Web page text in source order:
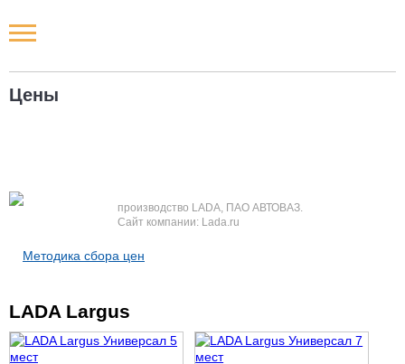
Цены
производство LADA, ПАО АВТОВАЗ.
Сайт компании: Lada.ru
Методика сбора цен
LADA Largus
Новости РФ
Наши мероприятия
Статьи